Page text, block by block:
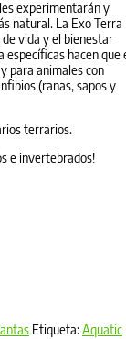
experimentarán y
natural. La Exo Terra
vida y el bienestar
específicas hacen que
para animales con
(ranas, sapos y
terrarios.
e invertebrados!
Etiqueta:Aquatic